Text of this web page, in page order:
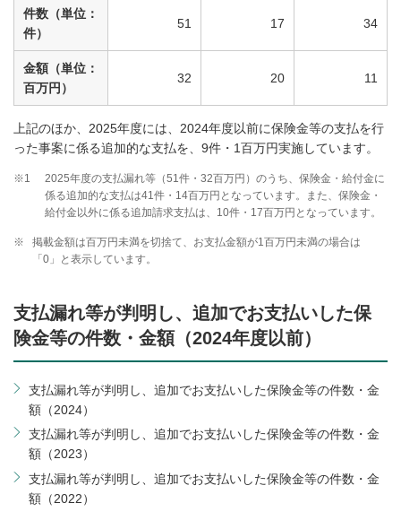
件数（単位：
件）
51 17 34
金額（単位：
百万円）
32 20 11
上記のほか、2025年度には、2024年度以前に保険金等の支払を行
った事案に係る追加的な支払を、9件・1百万円実施しています。
※1
2025年度の支払漏れ等（51件・32百万円）のうち、保険金・給付金に
係る追加的な支払は41件・14百万円となっています。また、保険金・
給付金以外に係る追加請求支払は、10件・17百万円となっています。
※
掲載金額は百万円未満を切捨て、お支払金額が1百万円未満の場合は
「0」と表示しています。
支払漏れ等が判明し、追加でお支払いした保
険金等の件数・金額（2024年度以前）
支払漏れ等が判明し、追加でお支払いした保険金等の件数・金
額（2024）
支払漏れ等が判明し、追加でお支払いした保険金等の件数・金
額（2023）
支払漏れ等が判明し、追加でお支払いした保険金等の件数・金
額（2022）